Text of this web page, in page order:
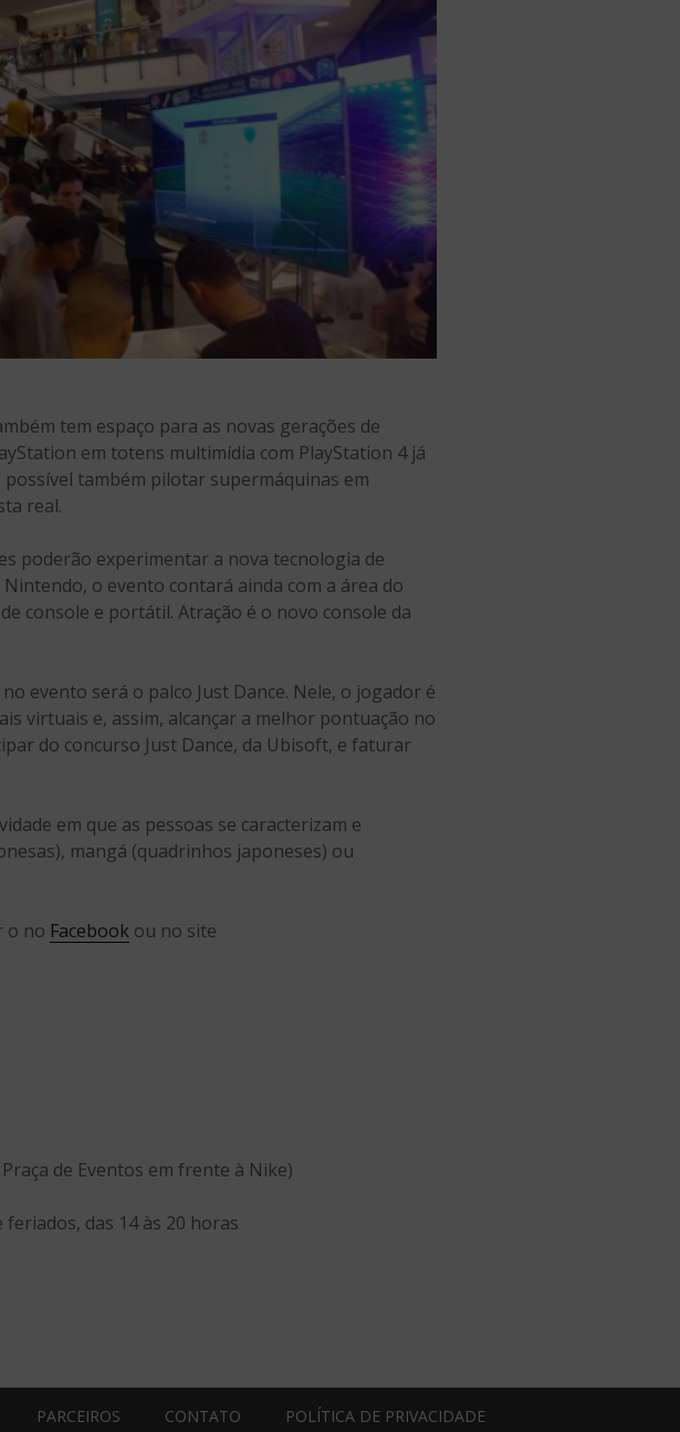
tem espaço para as novas gerações de
em totens multimídia com PlayStation 4 já
também pilotar supermáquinas em
real.
poderão experimentar a nova tecnologia de
o evento contará ainda com a área do
console e portátil. Atração é o novo console da
evento será o palco Just Dance. Nele, o jogador é
virtuais e, assim, alcançar a melhor pontuação no
do concurso Just Dance, da Ubisoft, e faturar
em que as pessoas se caracterizam e
mangá (quadrinhos japoneses) ou
o no Facebook ou no site
de Eventos em frente à Nike)
das 14 às 20 horas
PARCEIROS CONTATO POLÍTICA DE PRIVACIDADE